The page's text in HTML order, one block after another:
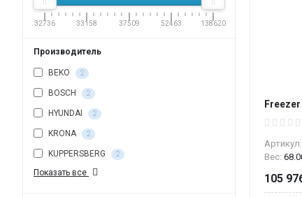
32736 33158 37509 52463 138620
Производитель
BEKO 2
BOSCH 2
HYUNDAI 2
KRONA 2
KUPPERSBERG 2
Показать все
Артикул:
Вес:
105